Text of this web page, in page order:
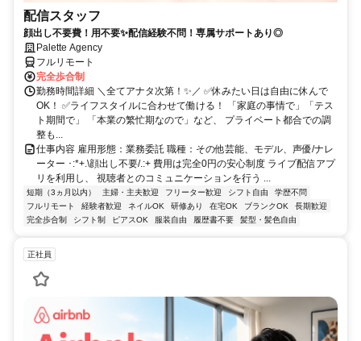
配信スタッフ
顔出し不要費！用不要✨配信経験不問！専属サポートあり◎
Palette Agency
フルリモート
完全歩合制
勤務時間詳細 ＼全てアナタ次第！✨／ ✅休みたい日は自由に休んで
OK！ ✅ライフスタイルに合わせて働ける！ 「家庭の事情で」「テス
ト期間で」 「本業の繁忙期なので」など、 プライベート都合での調
整も...
仕事内容 雇用形態：業務委託 職種：その他芸能、モデル、声優/ナレ
ーター ･:*+.\顔出し不要/.:+ 費用は完全0円の安心制度 ライブ配信アプ
リを利用し、 視聴者とのコミュニケーションを行う ...
短期（3ヵ月以内） 主婦・主夫歓迎 フリーター歓迎 シフト自由
学歴不問
フルリモート
経験者歓迎 ネイルOK 研修あり 在宅OK ブランクOK
長期歓迎
完全歩合制
シフト制 ピアスOK 服装自由 履歴書不要 髪型・髪色自由
正社員